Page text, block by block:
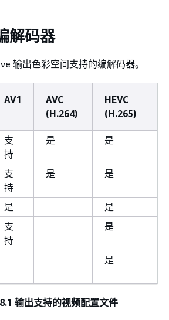
解码器
输出色彩空间支持的编解码器。
AV1
AVC
(H.264)
HEVC
(H.265)
支
持
是 是
支
持
是 是
是
是
支
持
是
是
输出支持的视频配置文件